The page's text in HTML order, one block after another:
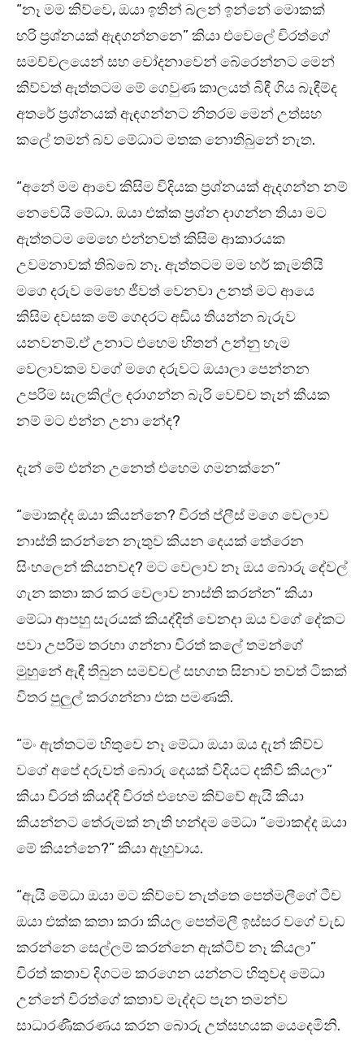
“නෑ මම කිව්වෙ, ඔයා ඉතින් බලන් ඉන්නේ මොකක්
හරි ප්‍රශ්නයක් ඇඳගන්නනෙ” කියා එවෙලේ චිරත්ගේ
සමච්චලයෙන් සහ චෝදනාවෙන් බේරෙන්නට මෙන්
කිව්වත් ඇත්තටම මේ ගෙවුණ කාලයත් බිඳී ගිය බැඳීම්ද
අතරේ ප්‍රශ්නයක් ඇඳගන්නට නිතරම මෙන් උත්සහ
කලේ තමන් බව මේධාට මතක නොතිබුනේ නැත.
“අනේ මම ආවෙ කිසිම විදියක ප්‍රශ්නයක් ඇදගන්න නම්
නෙවෙයි මේධා. ඔයා එක්ක ප්‍රශ්න දාගන්න තියා මට
ඇත්තටම මෙහෙ එන්නවත් කිසිම ආකාරයක
උවමනාවක් තිබ්බෙ නෑ. ඇත්තටම මම හර් කැමතියි
මගෙ දරුව මෙහෙ ජීවත් වෙනවා උනත් මට ආයෙ
කිසිම දවසක මේ ගෙදරට අඩිය තියන්න බැරුව
යනවනම්.ඒ උනාට එහෙම හිතන් උන්නු හැම
වෙලාවකම වගේ මගෙ දරුවට ඔයාලා පෙන්නන
උපරිම සැලකිල්ල දරාගන්න බැරි වෙච්ච තැන් කීයක
නම් මට එන්න උනා නේද?
දැන් මේ එන්න උනෙත් එහෙම ගමනක්නෙ”
“මොකද්ද ඔයා කියන්නෙ? චිරත් ප්ලීස් මගෙ වෙලාව
නාස්ති කරන්නෙ නැතුව කියන දෙයක් තේරෙන
සිංහලෙන් කියනවද? මට වෙලාව නෑ ඔය බොරු දේවල්
ගැන කතා කර කර වෙලාව නාස්ති කරන්න” කියා
මේධා ආපහු සැරයක් කියද්දිත් වෙනදා ඔය වගේ දේකට
පවා උපරිම තරහා ගන්නා චිරත් කලේ තමන්ගේ
මුහුනේ ඇඳී තිබුන සමච්චල් සහගත සිනාව තවත් ටිකක්
විතර පුලුල් කරගන්නා එක පමණකි.
“මං ඇත්තටම හිතුවෙ නෑ මේධා ඔයා ඔය දැන් කිව්ව
වගේ අපේ දරුවත් බොරු දෙයක් විදියට දකීවි කියලා”
කියා චිරත් කියද්දි චිරත් එහෙම කිව්වේ ඇයි කියා
කියන්නට තේරුමක් නැති හන්දම මේධා “මොකද්ද ඔයා
මේ කියන්නෙ?” කියා ඇහුවාය.
“ඇයි මේධා ඔයා මට කිව්වෙ නැත්තෙ පෙත්මලීගේ ටීච
ඔයා එක්ක කතා කරා කියල පෙත්මලී ඉස්සර වගේ වැඩ
කරන්නෙ සෙල්ලම් කරන්නෙ ඇක්ටිව් නෑ කියලා”
චිරත් කතාව දිගටම කරගෙන යන්නට හිතුවද මේධා
උන්නේ චිරත්ගේ කතාව මැද්දට පැන තමන්ව
සාධාරණීකරණය කරන බොරු උත්සහයක යෙදෙමිනි.